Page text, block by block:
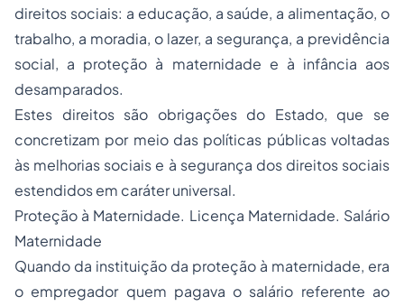
direitos sociais: a educação, a saúde, a alimentação, o
trabalho, a moradia, o lazer, a segurança, a previdência
social, a proteção à maternidade e à infância aos
desamparados.
Estes direitos são obrigações do Estado, que se
concretizam por meio das políticas públicas voltadas
às melhorias sociais e à segurança dos direitos sociais
estendidos em caráter universal.
Proteção à Maternidade. Licença Maternidade. Salário
Maternidade
Quando da instituição da proteção à maternidade, era
o empregador quem pagava o salário referente ao